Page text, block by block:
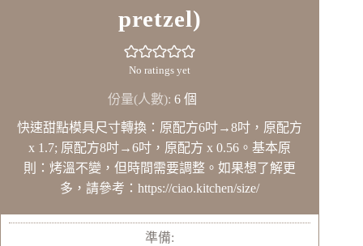
pretzel)
No ratings yet
份量(人數): 6 個
快速甜點模具尺寸轉換：原配方6吋→8吋，原配方
x 1.7; 原配方8吋→6吋，原配方 x 0.56。基本原
則：烤溫不變，但時間需要調整。如果想了解更
多，請參考：https://ciao.kitchen/size/
準備: